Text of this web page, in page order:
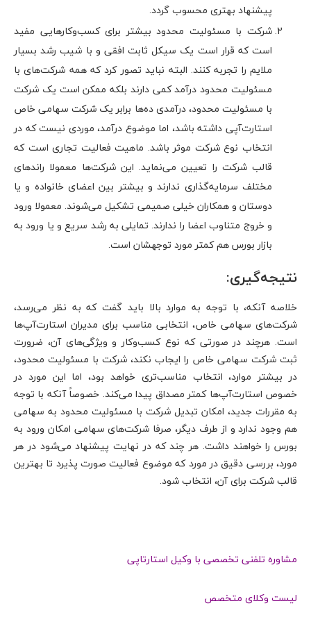
پیشنهاد بهتری محسوب گردد.
شرکت با مسئولیت محدود بیشتر برای کسب‌وکارهایی مفید
است که قرار است یک سیکل ثابت افقی و با شیب رشد بسیار
ملایم را تجربه کنند. البته نباید تصور کرد که همه شرکت‌های با
مسئولیت محدود درآمد کمی دارند بلکه ممکن است یک شرکت
با مسئولیت محدود، درآمدی ده‌ها برابر یک شرکت سهامی خاص
استارت‌آپی داشته باشد، اما موضوع درآمد، موردی نیست که در
انتخاب نوع شرکت موثر باشد. ماهیت فعالیت تجاری است که
قالب شرکت را تعیین می‌نماید. این شرکت‌ها معمولا راند‌های
مختلف سرمایه‌گذاری ندارند و بیشتر بین اعضای خانواده و یا
دوستان و همکاران خیلی صمیمی تشکیل می‌شوند. معمولا ورود
و خروج متناوب اعضا را ندارند. تمایلی به رشد سریع و یا ورود به
بازار بورس هم کمتر مورد توجهشان است.
نتیجه‌گیری:
خلاصه آنکه، با توجه به موارد بالا باید گفت که به نظر می‌رسد،
شرکت‌های سهامی خاص، انتخابی مناسب برای مدیران استارت‌آپ‌ها
است. هرچند در صورتی که نوع کسب‌وکار و ویژگی‌های آن، ضرورت
ثبت شرکت سهامی خاص را ایجاب نکند، شرکت با مسئولیت محدود،
در بیشتر موارد، انتخاب مناسب‌تری خواهد بود، اما این مورد در
خصوص استارت‌آپ‌ها کمتر مصداق پیدا می‌کند. خصوصاً آنکه با توجه
به مقررات جدید، امکان تبدیل شرکت با مسئولیت محدود به سهامی
هم وجود ندارد و از طرف دیگر، صرفا شرکت‌های سهامی امکان ورود به
بورس را خواهند داشت. هر چند که در نهایت پیشنهاد می‌شود در هر
مورد، بررسی دقیق در مورد که موضوع فعالیت صورت پذیرد تا بهترین
قالب شرکت برای آن، انتخاب شود.
مشاوره تلفنی تخصصی با وکیل استارتاپی
لیست وکلای متخصص